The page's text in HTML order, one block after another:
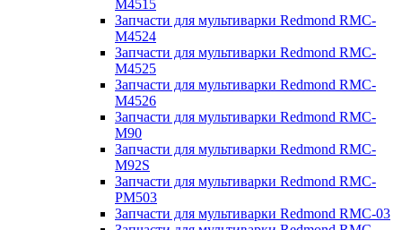
M4515
Запчасти для мультиварки Redmond RMC-
M4524
Запчасти для мультиварки Redmond RMC-
M4525
Запчасти для мультиварки Redmond RMC-
M4526
Запчасти для мультиварки Redmond RMC-
M90
Запчасти для мультиварки Redmond RMC-
M92S
Запчасти для мультиварки Redmond RMC-
PM503
Запчасти для мультиварки Redmond RMC-03